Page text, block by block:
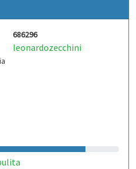
686296
leonardozecchini